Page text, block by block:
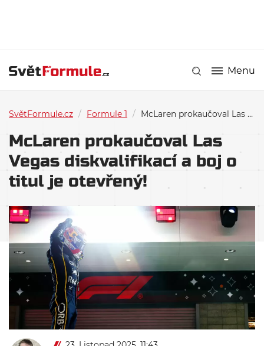
Menu
SvětFormule.cz / Formule 1 / McLaren prokaučoval Las Vegas diskvalifikací a boj o titul je otevřený!
McLaren prokaučoval Las
Vegas diskvalifikací a boj o
titul je otevřený!